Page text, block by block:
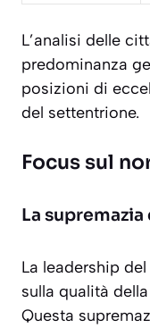
L’analisi delle
predominanza
posizioni di
del settentrione.
Focus sul
La
La leadership
sulla qualità
Questa